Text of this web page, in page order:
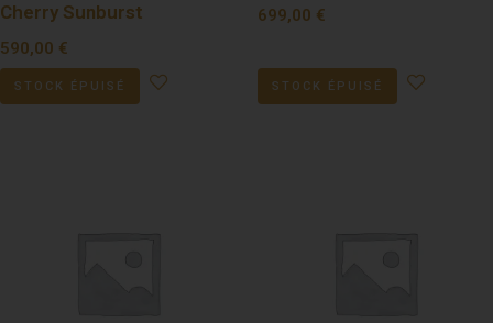
Cherry Sunburst
590,00 €
STOCK ÉPUISÉ
699,00 €
STOCK ÉPUISÉ